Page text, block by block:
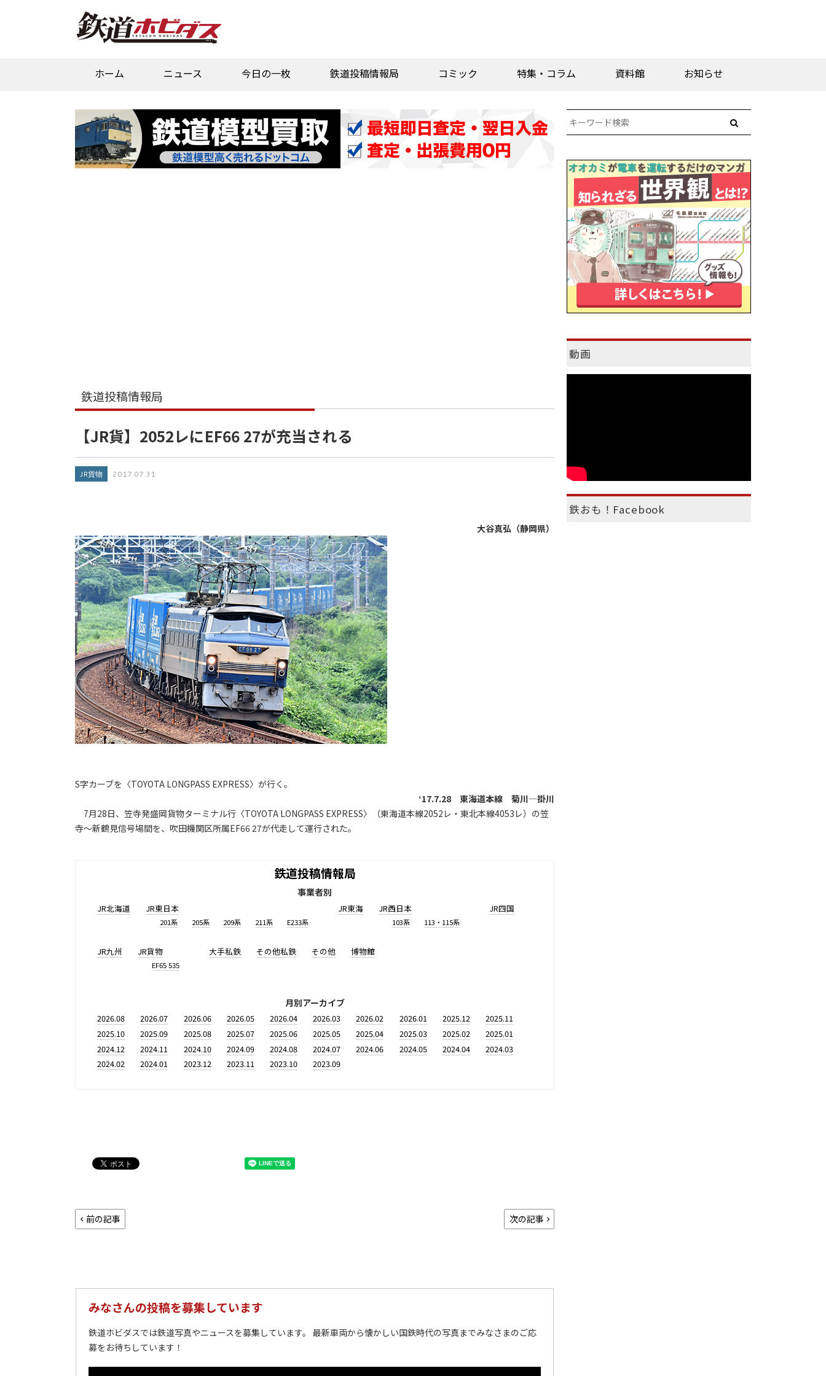
ホーム ニュース 今日の一枚 鉄道投稿情報局 コミック 特集・コラム 資料館 お知らせ
鉄道投稿情報局
【JR貨】2052レにEF66 27が充当される
JR貨物 2017.07.31
大谷真弘（静岡県）
S字カーブを〈TOYOTA LONGPASS EXPRESS〉が行く。
‘17.7.28 東海道本線 菊川―掛川
7月28日、笠寺発盛岡貨物ターミナル行〈TOYOTA LONGPASS EXPRESS〉（東海道本線2052レ・東北本線4053レ）の笠
寺～新鶴見信号場間を、吹田機関区所属EF66 27が代走して運行された。
鉄道投稿情報局
事業者別
JR北海道 JR東日本
201系 205系 209系 211系 E233系
JR東海 JR西日本
103系 113・115系
JR四国
JR九州 JR貨物
EF65 535
大手私鉄 その他私鉄 その他 博物館
月別アーカイブ
2026.08 2026.07 2026.06 2026.05 2026.04 2026.03 2026.02 2026.01 2025.12
2025.11
2025.10
2025.09 2025.08 2025.07 2025.06 2025.05 2025.04 2025.03 2025.02
2025.01
2024.12
2024.11 2024.10 2024.09 2024.08 2024.07 2024.06 2024.05 2024.04
2024.03
2024.02
2024.01 2023.12 2023.11 2023.10 2023.09
前の記事 次の記事
みなさんの投稿を募集しています
鉄道ホビダスでは鉄道写真やニュースを募集しています。 最新車両から懐かしい国鉄時代の写真までみなさまのご応
募をお待ちしています！
動画
鉄おも！Facebook